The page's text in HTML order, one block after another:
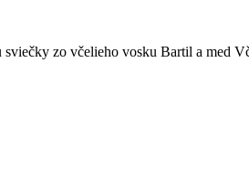
zo včelieho vosku Bartil a med